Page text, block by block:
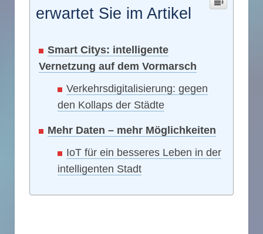
erwartet Sie im Artikel
Smart Citys: intelligente
Vernetzung auf dem Vormarsch
Verkehrsdigitalisierung: gegen
den Kollaps der Städte
Mehr Daten – mehr Möglichkeiten
IoT für ein besseres Leben in der
intelligenten Stadt